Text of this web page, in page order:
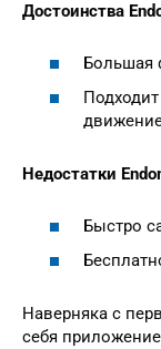
Достоинства
Большая
Недостатки
Быстро
Наверняка с
себя